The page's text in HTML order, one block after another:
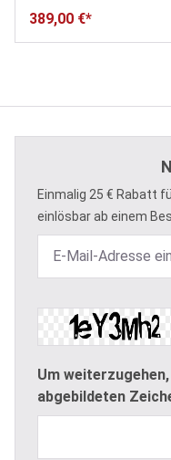
389,00 €*
Einmalig 25 € Rabatt
einlösbar ab einem
Um
abgebildeten